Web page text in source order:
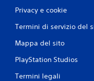
Privacy e cookie
Termini di servizio del
Mappa del sito
PlayStation Studios
Termini legali